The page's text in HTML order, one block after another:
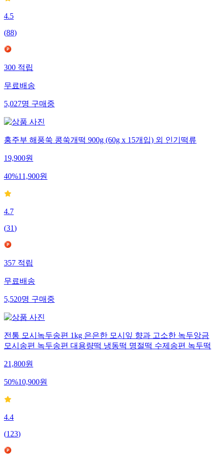
4.5
(88)
300적립
무료배송
5,027명구매중
홍주부 해풍쑥 콩쑥개떡 900g (60g x 15개입) 외 인기떡류
19,900원
40%11,900원
4.7
(31)
357적립
무료배송
5,520명구매중
전통 모시녹두송편 1kg 은은한 모시잎 향과 고소한 녹두앙금
모시송편 녹두송편 대용량떡 냉동떡 명절떡 수제송편 녹두떡
21,800원
50%10,900원
4.4
(123)